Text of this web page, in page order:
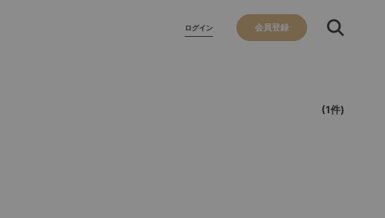
ログイン 会員登録
(1件)